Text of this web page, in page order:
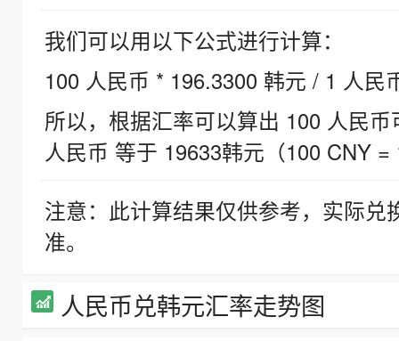
我们可以用以下公式进行计算：
100 人民币 * 196.3300 韩元 / 1 人民
所以，根据汇率可以算出 100 人民
人民币 等于 19633韩元（100 CNY =
注意：此计算结果仅供参考，实际
准。
人民币兑韩元汇率走势图